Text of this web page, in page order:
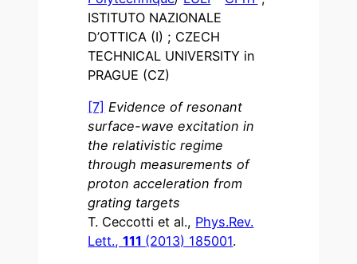
ISTITUTO NAZIONALE
D’OTTICA (I) ; CZECH
TECHNICAL UNIVERSITY in
PRAGUE (CZ)
[7] Evidence of resonant
surface-wave excitation in
the relativistic regime
through measurements of
proton acceleration from
grating targets
T. Ceccotti et al., Phys.Rev.
Lett.,111 (2013) 185001.